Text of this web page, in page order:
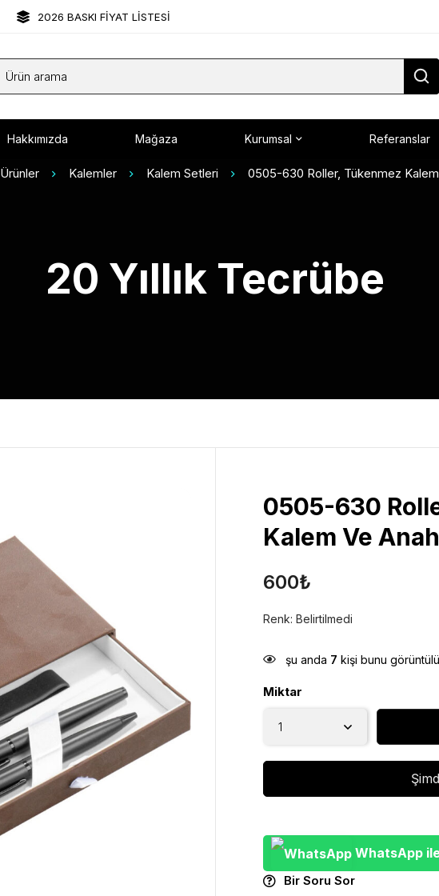
2026 BASKI FİYAT LİSTESİ
Hakkımızda Mağaza Kurumsal Referanslar
Ürünler Kalemler Kalem Setleri 0505-630 Roller, Tükenmez Kalem
20 Yıllık Tecrübe
0505-630
Kalem Ve
600₺
Renk: Belirtilmedi
şu anda 7 kişi bunu
Miktar
WhatsApp
Bir Soru Sor